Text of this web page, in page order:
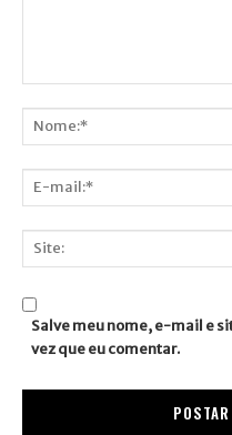
mail:*
Salve meu nome, e-mail e
vez que eu comentar.